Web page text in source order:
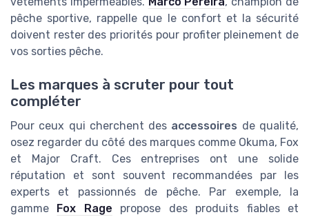
pêche sportive, rappelle que le confort et la sécurité
doivent rester des priorités pour profiter pleinement de
vos sorties pêche.
Les marques à scruter pour tout
compléter
Pour ceux qui cherchent des accessoires de qualité,
osez regarder du côté des marques comme Okuma, Fox
et Major Craft. Ces entreprises ont une solide
réputation et sont souvent recommandées par les
experts et passionnés de pêche. Par exemple, la
gamme Fox Rage propose des produits fiables et